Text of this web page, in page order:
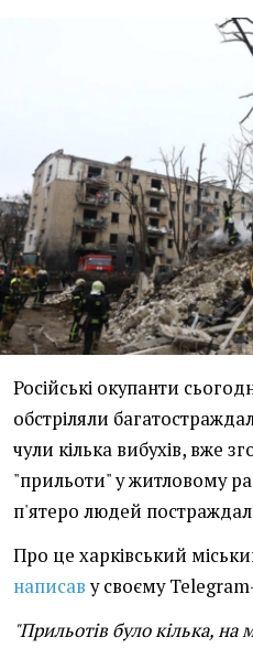
Російські окупанти
обстріляли
чули кілька вибухів, вже
"прильоти" у житловому
п'ятеро людей
Про це харківський
написаву своєму
"Прильотів було кілька, на